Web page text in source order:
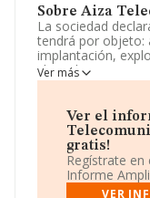
Sobre Aiza
La sociedad
tendrá por objeto:
implantación,
clase de servicios
derecho y con
registrada como
corresponde a
mercados
Ver más
Ver el
gratis!
Regístrate
Informe
VER